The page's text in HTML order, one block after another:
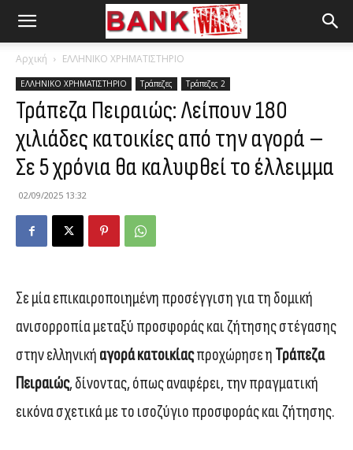
Αρχική ΕΛΛΗΝΙΚΟ ΧΡΗΜΑΤΙΣΤΗΡΙΟ
ΕΛΛΗΝΙΚΟ ΧΡΗΜΑΤΙΣΤΗΡΙΟ Τράπεζες Τράπεζες 2
Τράπεζα Πειραιώς: Λείπουν 180
χιλιάδες κατοικίες από την αγορά –
Σε 5 χρόνια θα καλυφθεί το έλλειμμα
02/09/2025 13:32
Σε μία επικαιροποιημένη προσέγγιση για τη δομική
ανισορροπία μεταξύ προσφοράς και ζήτησης στέγασης
στην ελληνική αγορά κατοικίαςπροχώρησε η Τράπεζα
Πειραιώς, δίνοντας, όπως αναφέρει, την πραγματική
εικόνα σχετικά με το ισοζύγιο προσφοράς και ζήτησης.